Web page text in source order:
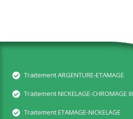
Traitement ARGENTURE-ETAMAGE
Traitement NICKELAGE-CHROMAGE III
Traitement ETAMAGE-NICKELAGE